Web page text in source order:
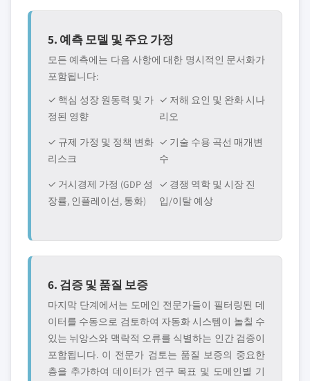
5. 예측 모델 및 주요 가정
모든 예측에는 다음 사항에 대한 명시적인 문서화가
포함됩니다:
✓ 핵심 성장 원동력 및 가
정된 영향
✓ 저해 요인 및 완화 시나
리오
✓ 규제 가정 및 정책 변화
리스크
✓ 기술 수용 곡선 매개변
수
✓ 거시경제 가정 (GDP 성
장률, 인플레이션, 통화)
✓ 경쟁 역학 및 시장 진
입/이탈 예상
6. 검증 및 품질 보증
마지막 단계에서는 도메인 전문가들이 필터링된 데
이터를 수동으로 검토하여 자동화 시스템이 놀칠 수
있는 뉘앙스와 맥락적 오류를 식별하는 인간 검증이
포함됩니다. 이 전문가 검토는 품질 보증의 중요한
층을 추가하여 데이터가 연구 목표 및 도메인별 기